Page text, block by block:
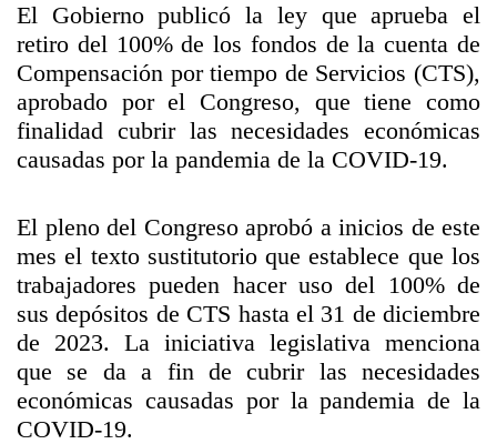
El Gobierno publicó la ley que aprueba el
retiro del 100% de los fondos de la cuenta de
Compensación por tiempo de Servicios (CTS),
aprobado por el Congreso, que tiene como
finalidad cubrir las necesidades económicas
causadas por la pandemia de la COVID-19.
El pleno del Congreso aprobó a inicios de este
mes el texto sustitutorio que establece que los
trabajadores pueden hacer uso del 100% de
sus depósitos de CTS hasta el 31 de diciembre
de 2023. La iniciativa legislativa menciona
que se da a fin de cubrir las necesidades
económicas causadas por la pandemia de la
COVID-19.